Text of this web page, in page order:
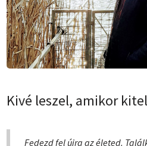
Kivé leszel, amikor
Fedezd fel újra az életed.